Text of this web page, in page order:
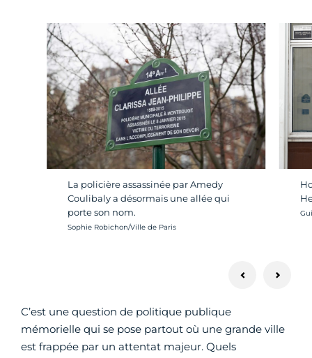
La policière assassinée par Amedy
Coulibaly a désormais une allée qui
porte son nom.
Crédit photo :
Sophie Robichon/Ville de Paris
C’est une question de politique publique
mémorielle qui se pose partout où une grande ville
est frappée par un attentat majeur. Quels